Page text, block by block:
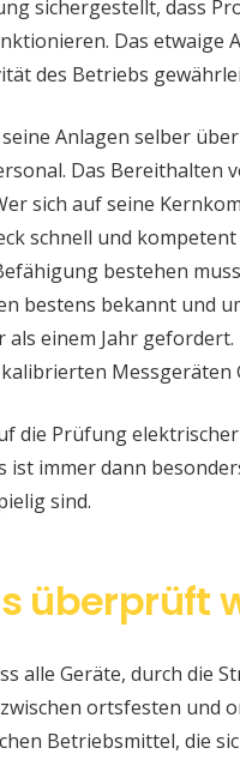
sichergestellt, dass
Das etwaige
des Betriebs
Anlagen selber
Das
sich auf seine
schnell und
bestehen
bestens bekannt und
einem Jahr
Messgeräten
die Prüfung
ist immer dann
sind.
überprüft
alle Geräte, durch die
ortsfesten und
Betriebsmittel, die